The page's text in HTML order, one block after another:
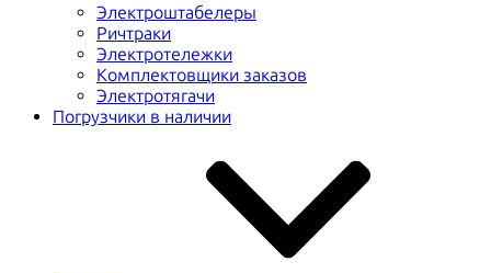
Электроштабелеры
Ричтраки
Электротележки
Комплектовщики заказов
Электротягачи
Погрузчики в наличии